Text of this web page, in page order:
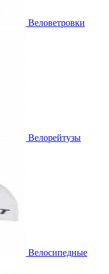
Веловетровки
Велорейтузы
Велосипедные